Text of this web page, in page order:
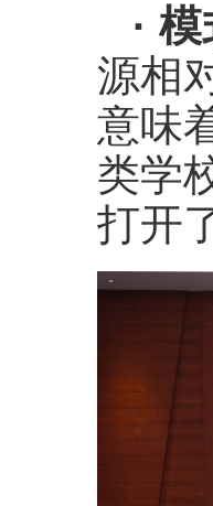
·
源相
意味
类学
打开